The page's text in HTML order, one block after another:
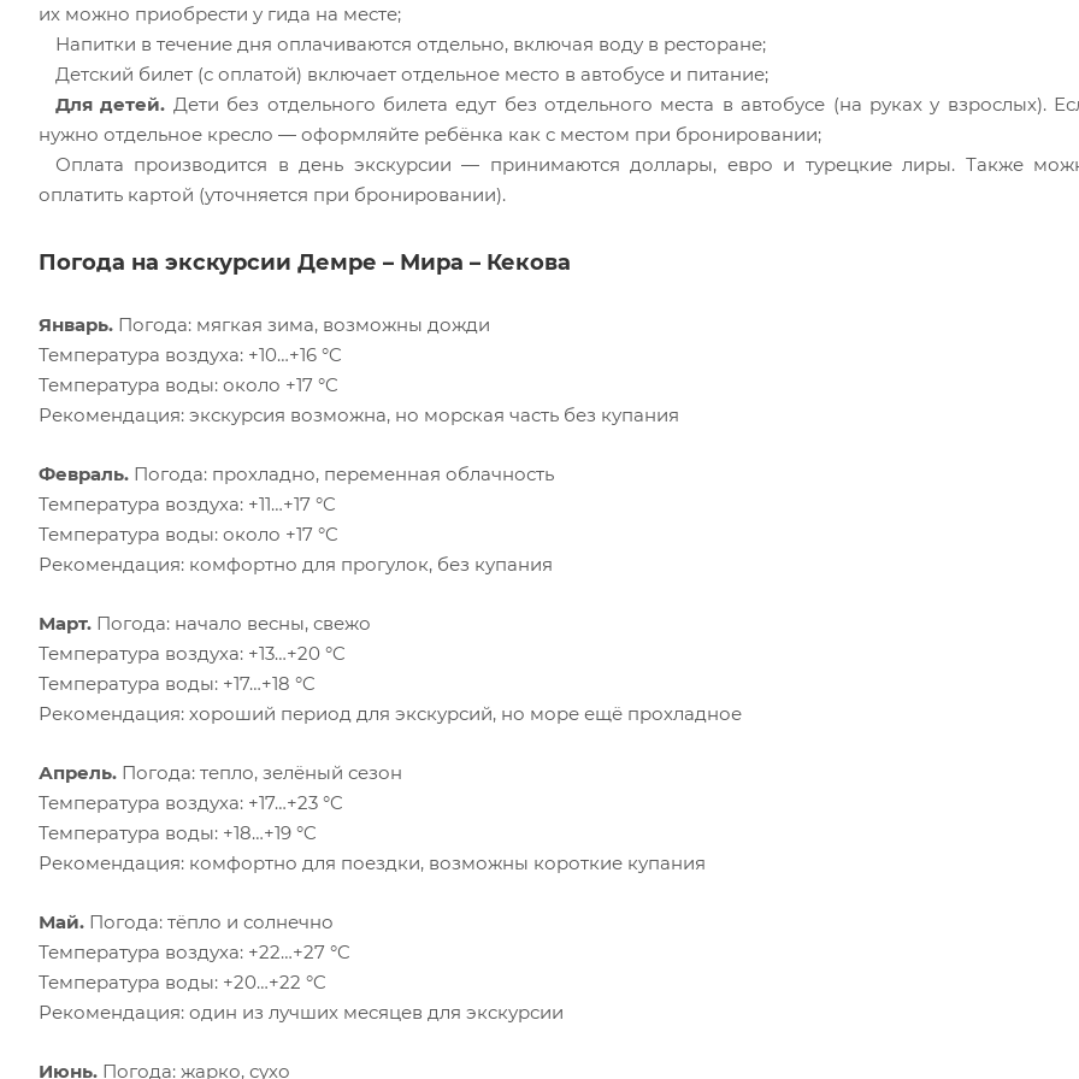
их можно приобрести у гида на месте;
Напитки в течение дня оплачиваются отдельно, включая воду в ресторане;
Детский билет (с оплатой) включает отдельное место в автобусе и питание;
Для детей. Дети без отдельного билета едут без отдельного места в автобусе (на руках у взрослых).
нужно отдельное кресло — оформляйте ребёнка как с местом при бронировании;
Оплата производится в день экскурсии — принимаются доллары, евро и турецкие лиры. Также
оплатить картой (уточняется при бронировании).
Погода на экскурсии Демре – Мира – Кекова
Январь. Погода: мягкая зима, возможны дожди
Температура воздуха: +10…+16 °C
Температура воды: около +17 °C
Рекомендация: экскурсия возможна, но морская часть без купания
Февраль. Погода: прохладно, переменная облачность
Температура воздуха: +11…+17 °C
Температура воды: около +17 °C
Рекомендация: комфортно для прогулок, без купания
Март. Погода: начало весны, свежо
Температура воздуха: +13…+20 °C
Температура воды: +17…+18 °C
Рекомендация: хороший период для экскурсий, но море ещё прохладное
Апрель. Погода: тепло, зелёный сезон
Температура воздуха: +17…+23 °C
Температура воды: +18…+19 °C
Рекомендация: комфортно для поездки, возможны короткие купания
Май. Погода: тёпло и солнечно
Температура воздуха: +22…+27 °C
Температура воды: +20…+22 °C
Рекомендация: один из лучших месяцев для экскурсии
Июнь. Погода: жарко, сухо